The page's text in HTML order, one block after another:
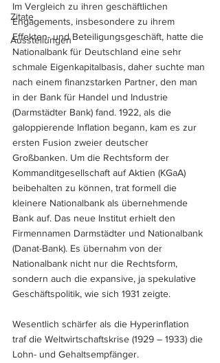
Zitate
Ausstellungen
Im Vergleich zu ihren geschäftlichen
Engagements, insbesondere zu ihrem
Effekten- und Beteiligungsgeschäft, hatte die
Nationalbank für Deutschland eine sehr
schmale Eigenkapitalbasis, daher suchte man
nach einem finanzstarken Partner, den man
in der Bank für Handel und Industrie
(Darmstädter Bank) fand. 1922, als die
galoppierende Inflation begann, kam es zur
ersten Fusion zweier deutscher
Großbanken. Um die Rechtsform der
Kommanditgesellschaft auf Aktien (KGaA)
beibehalten zu können, trat formell die
kleinere Nationalbank als übernehmende
Bank auf. Das neue Institut erhielt den
Firmennamen Darmstädter und Nationalbank
(Danat-Bank). Es übernahm von der
Nationalbank nicht nur die Rechtsform,
sondern auch die expansive, ja spekulative
Geschäftspolitik, wie sich 1931 zeigte.
Wesentlich schärfer als die Hyperinflation
traf die Weltwirtschaftskrise (1929 – 1933) die
Lohn- und Gehaltsempfänger.